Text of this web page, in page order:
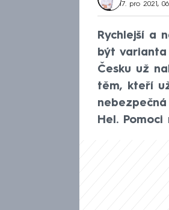
17. pro 2021,
Rychlejší a
být
Česku už
těm, kteří
Hel.